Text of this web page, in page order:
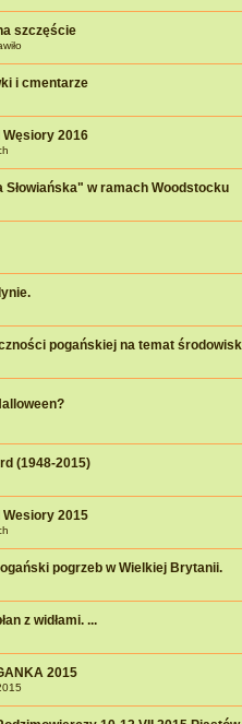
szczęście
i cmentarze
2016
Słowiańska" w ramach Woodstocku
pogańskiej na temat
(1948-2015)
2015
pogrzeb w Wielkiej Brytanii.
z widłami. ...
2015